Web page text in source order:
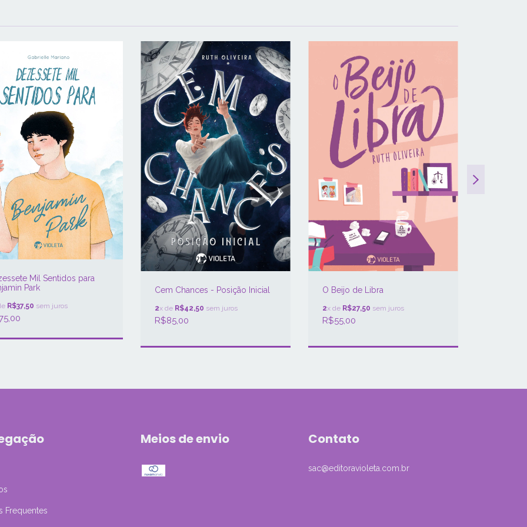
Mil Sentidos para
Park
R$37,50 sem juros
Cem Chances - Posição Inicial
2x de R$42,50 sem juros
R$85,00
O Beijo de Libra
2x de R$27,50 sem juros
R$55,00
Frequentes
Meios de envio Contato
sac@editoravioleta.com.br